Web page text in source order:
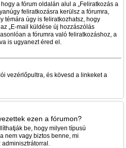
a fórum oldalán alul a „Feliratkozás a
feliratkozásra kerülsz a fórumra,
témára úgy is feliratkozhatsz, hogy
„E-mail küldése új hozzászólás
a fórumra való feliratkozáshoz, a
is ugyanezt éred el.
vezérlőpultra, és kövesd a linkeket a
ezen a fórumon?
be, hogy milyen típusú
nem vagy biztos benne, mi